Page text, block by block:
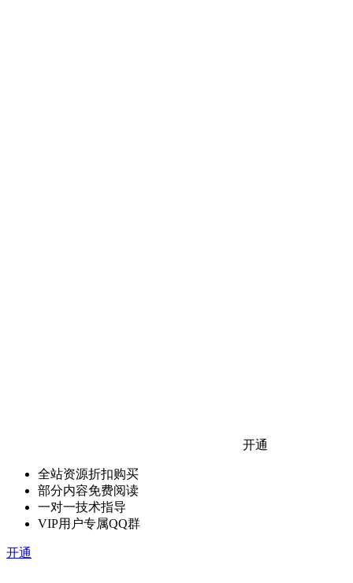
开通
全站资源折扣购买
部分内容免费阅读
一对一技术指导
VIP用户专属QQ群
开通